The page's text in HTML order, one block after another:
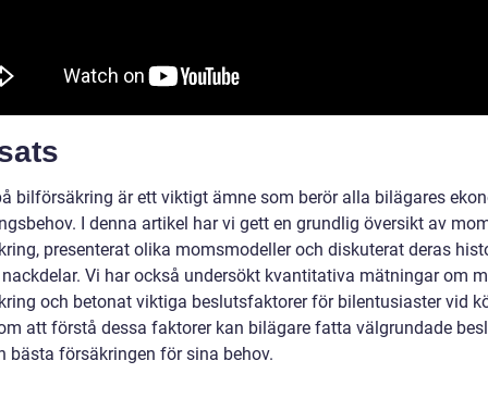
bilförsäkring är ett viktigt ämne som berör alla bilägares
I denna artikel har vi gett en grundlig översikt av
presenterat olika momsmodeller och diskuterat deras
Vi har också undersökt kvantitativa mätningar om
och betonat viktiga beslutsfaktorer för bilentusiaster vid
att förstå dessa faktorer kan bilägare fatta välgrundade
bästa försäkringen för sina behov.